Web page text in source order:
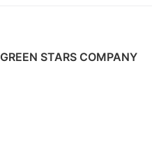
GREEN STARS COMPANY